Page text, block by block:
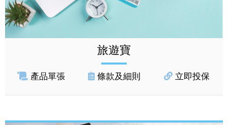
旅遊寶
產品單張 條款及細則 立即投保